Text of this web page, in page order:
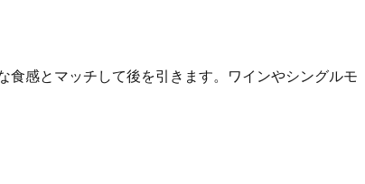
食感とマッチして後を引きます。ワインやシングルモ